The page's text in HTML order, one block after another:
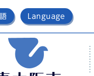
Language